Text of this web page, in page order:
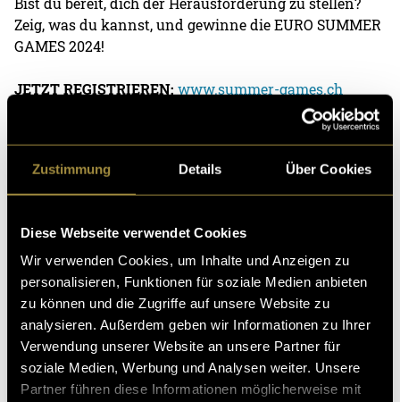
Zustimmung Details Über Cookies
Diese Webseite verwendet Cookies
Wir verwenden Cookies, um Inhalte und Anzeigen zu
personalisieren, Funktionen für soziale Medien anbieten
zu können und die Zugriffe auf unsere Website zu
analysieren. Außerdem geben wir Informationen zu Ihrer
Verwendung unserer Website an unsere Partner für
soziale Medien, Werbung und Analysen weiter. Unsere
Partner führen diese Informationen möglicherweise mit
Zeig, was du kannst, und gewinne die EURO SUMMER
GAMES 2024!
JETZT REGISTRIEREN: www.summer-games.ch
Kritik
Ähnliche Artikel